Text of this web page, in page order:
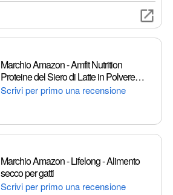
Marchio Amazon - Amfit Nutrition
Proteine del Siero di Latte in Polvere
2.27kg - Vaniglia (precedentemente
marchio PBN)
Scrivi per primo una recensione
Marchio Amazon - Lifelong - Alimento
secco per gatti
Scrivi per primo una recensione